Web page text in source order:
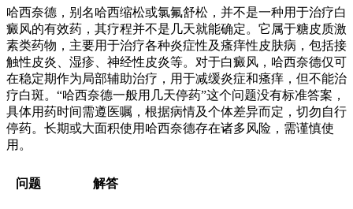
哈西奈德，别名哈西缩松或氯氟舒松，并不是一种用于治疗白
癜风的有效药，其疗程并不是几天就能确定。它属于糖皮质激
素类药物，主要用于治疗各种炎症性及瘙痒性皮肤病，包括接
触性皮炎、湿疹、神经性皮炎等。对于白癜风，哈西奈德仅可
在稳定期作为局部辅助治疗，用于减缓炎症和瘙痒，但不能治
疗白斑。“哈西奈德一般用几天停药”这个问题没有标准答案，
具体用药时间需遵医嘱，根据病情及个体差异而定，切勿自行
停药。长期或大面积使用哈西奈德存在诸多风险，需谨慎使
用。
问题 解答